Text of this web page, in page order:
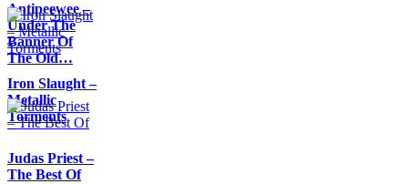
Antipeewee –
Under The
Banner Of
The Old…
Iron Slaught –
Metallic
Torments
Judas Priest –
The Best Of